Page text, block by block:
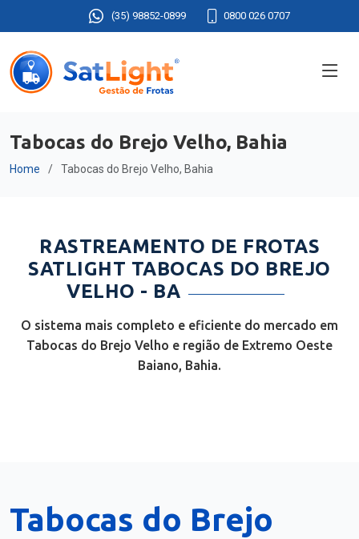
(35) 98852-0899 0800 026 0707
Tabocas do Brejo Velho, Bahia
Home Tabocas do Brejo Velho, Bahia
RASTREAMENTO DE FROTAS
SATLIGHT TABOCAS DO BREJO
VELHO - BA
O sistema mais completo e eficiente do mercado em
Tabocas do Brejo Velho e região de Extremo Oeste
Baiano, Bahia.
Tabocas do Brejo